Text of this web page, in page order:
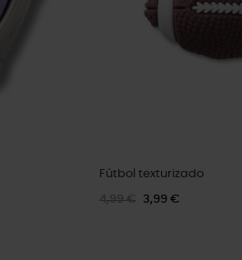
Fútbol texturizado
4,99 € 3,99 €